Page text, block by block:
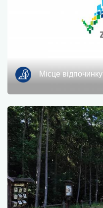
Місце відпочинку